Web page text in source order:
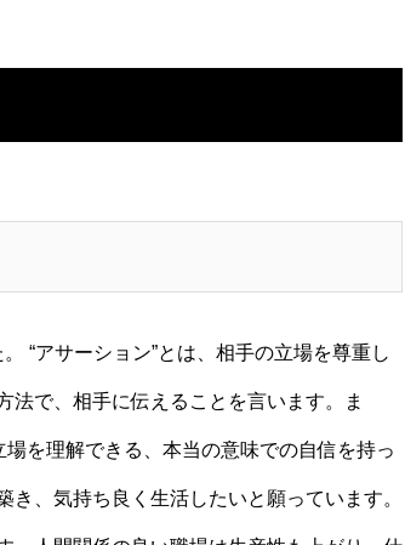
“アサーション”とは、相手の立場を尊重し
法で、相手に伝えることを言います。ま
を理解できる、本当の意味での自信を持っ
、気持ち良く生活したいと願っています。